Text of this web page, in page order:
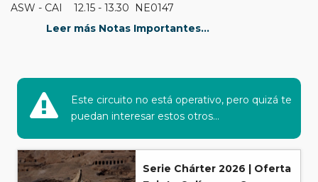
ASW - CAI 12.15 - 13.30 NE0147
CAI - MAD 09.30 - 13.40 NMA 6001
ASW - CAI 19.35 - 20.35 NMA 5003
CAI - MAD 07.30 - 11.40 NMA 1001
Salidas Barcelona Lunes
BCN - LXR 14.05 - 19.45 NMA 1336
ASW - CAI 19.35 - 20.35 NMA 5003
Leer más Notas Importantes...
Este circuito no está operativo, pero quizá te
puedan interesar estos otros...
Serie Chárter 2026 | Oferta